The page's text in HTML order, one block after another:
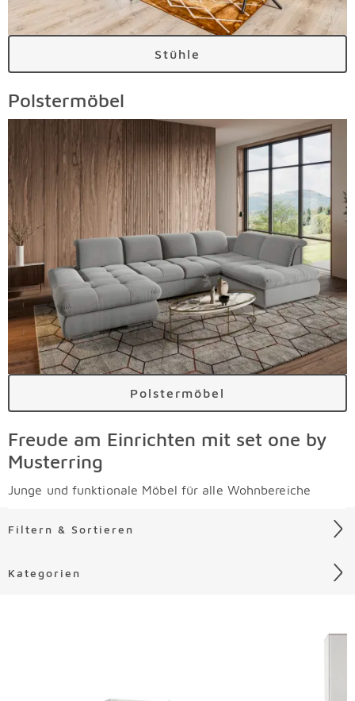
Stühle
Polstermöbel
Polstermöbel
Freude am Einrichten mit set one by
Musterring
Junge und funktionale Möbel für alle Wohnbereiche
Filtern & Sortieren
Kategorien